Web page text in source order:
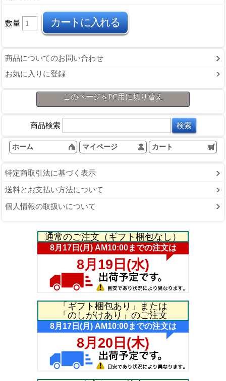
数量
商品についてのお問い合わせ
お気に入りに登録
このページをPC用に切り替え
商品検索
ホーム マイページ カート
特定商取引法に基づく表示
送料とお支払い方法について
個人情報の取扱いについて
通常のご注文（ギフト梱包なし）
「ギフト梱包あり」または
「のしがけあり」のご注文